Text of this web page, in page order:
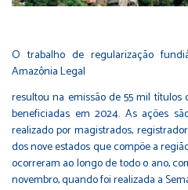
O trabalho de regularização
Amazônia Legal
resultou na emissão de 55 mil
beneficiadas em 2024. As ações
realizado por magistrados,
dos nove estados que compõe a
ocorreram ao longo de todo o ano,
novembro, quando foi realizada a